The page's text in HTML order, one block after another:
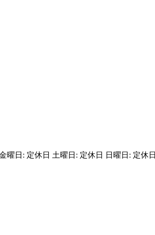
曜日: 定休日 土曜日: 定休日 日曜日: 定休日